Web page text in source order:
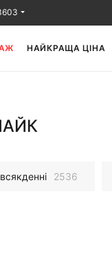
НАЙКРАЩА ЦІНА
2536